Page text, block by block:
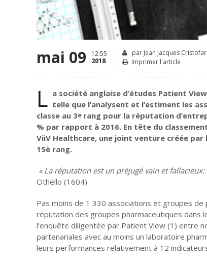
mai 09 12:55
2018
par Jean Jacques Cristofari
Imprimer l'article
L a société anglaise d’études Patient
telle que l’analysent et l‘estiment les
classe au 3e rang pour la réputation
% par rapport à 2016. En tête du
ViiV Healthcare, une joint venture créée par
15è rang.
« La réputation est un préjugé vain et
Othello (1604)
Pas moins de 1 330 associations et groupes de
réputation des groupes pharmaceutiques dans
l’enquête diligentée par Patient View (1) entre
partenariales avec au moins un laboratoire
leurs performances relativement à 12